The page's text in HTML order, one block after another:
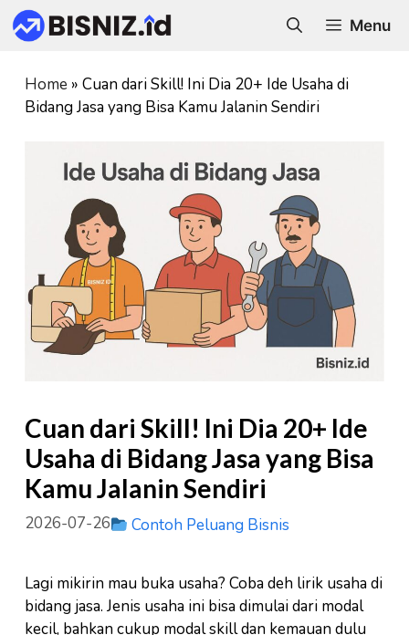
Skip
to
Menu
Home » Cuan dari Skill! Ini Dia 20+ Ide Usaha di
Bidang Jasa yang Bisa Kamu Jalanin Sendiri
Cuan dari Skill! Ini Dia 20+ Ide
Usaha di Bidang Jasa yang Bisa
Kamu Jalanin Sendiri
2026-07-26 Contoh Peluang Bisnis
Lagi mikirin mau buka usaha? Coba deh lirik usaha di
bidang jasa. Jenis usaha ini bisa dimulai dari modal
kecil, bahkan cukup modal skill dan kemauan dulu